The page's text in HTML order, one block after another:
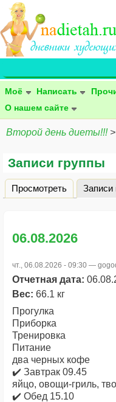
Моё Написать
О нашем сайте
Второй день диеты!!!>
Записи группы
Главные вкладки
Просмотреть Записи
06.08.2026
чт., 06.08.2026 - 09:30 —
Отчетная дата:
Вес: 66.1 кг
Прогулка
Приборка
Тренировка
Питание
два черных кофе
✔️ Завтрак 09.45
яйцо, овощи-гриль,
✔️ Обед 15.10